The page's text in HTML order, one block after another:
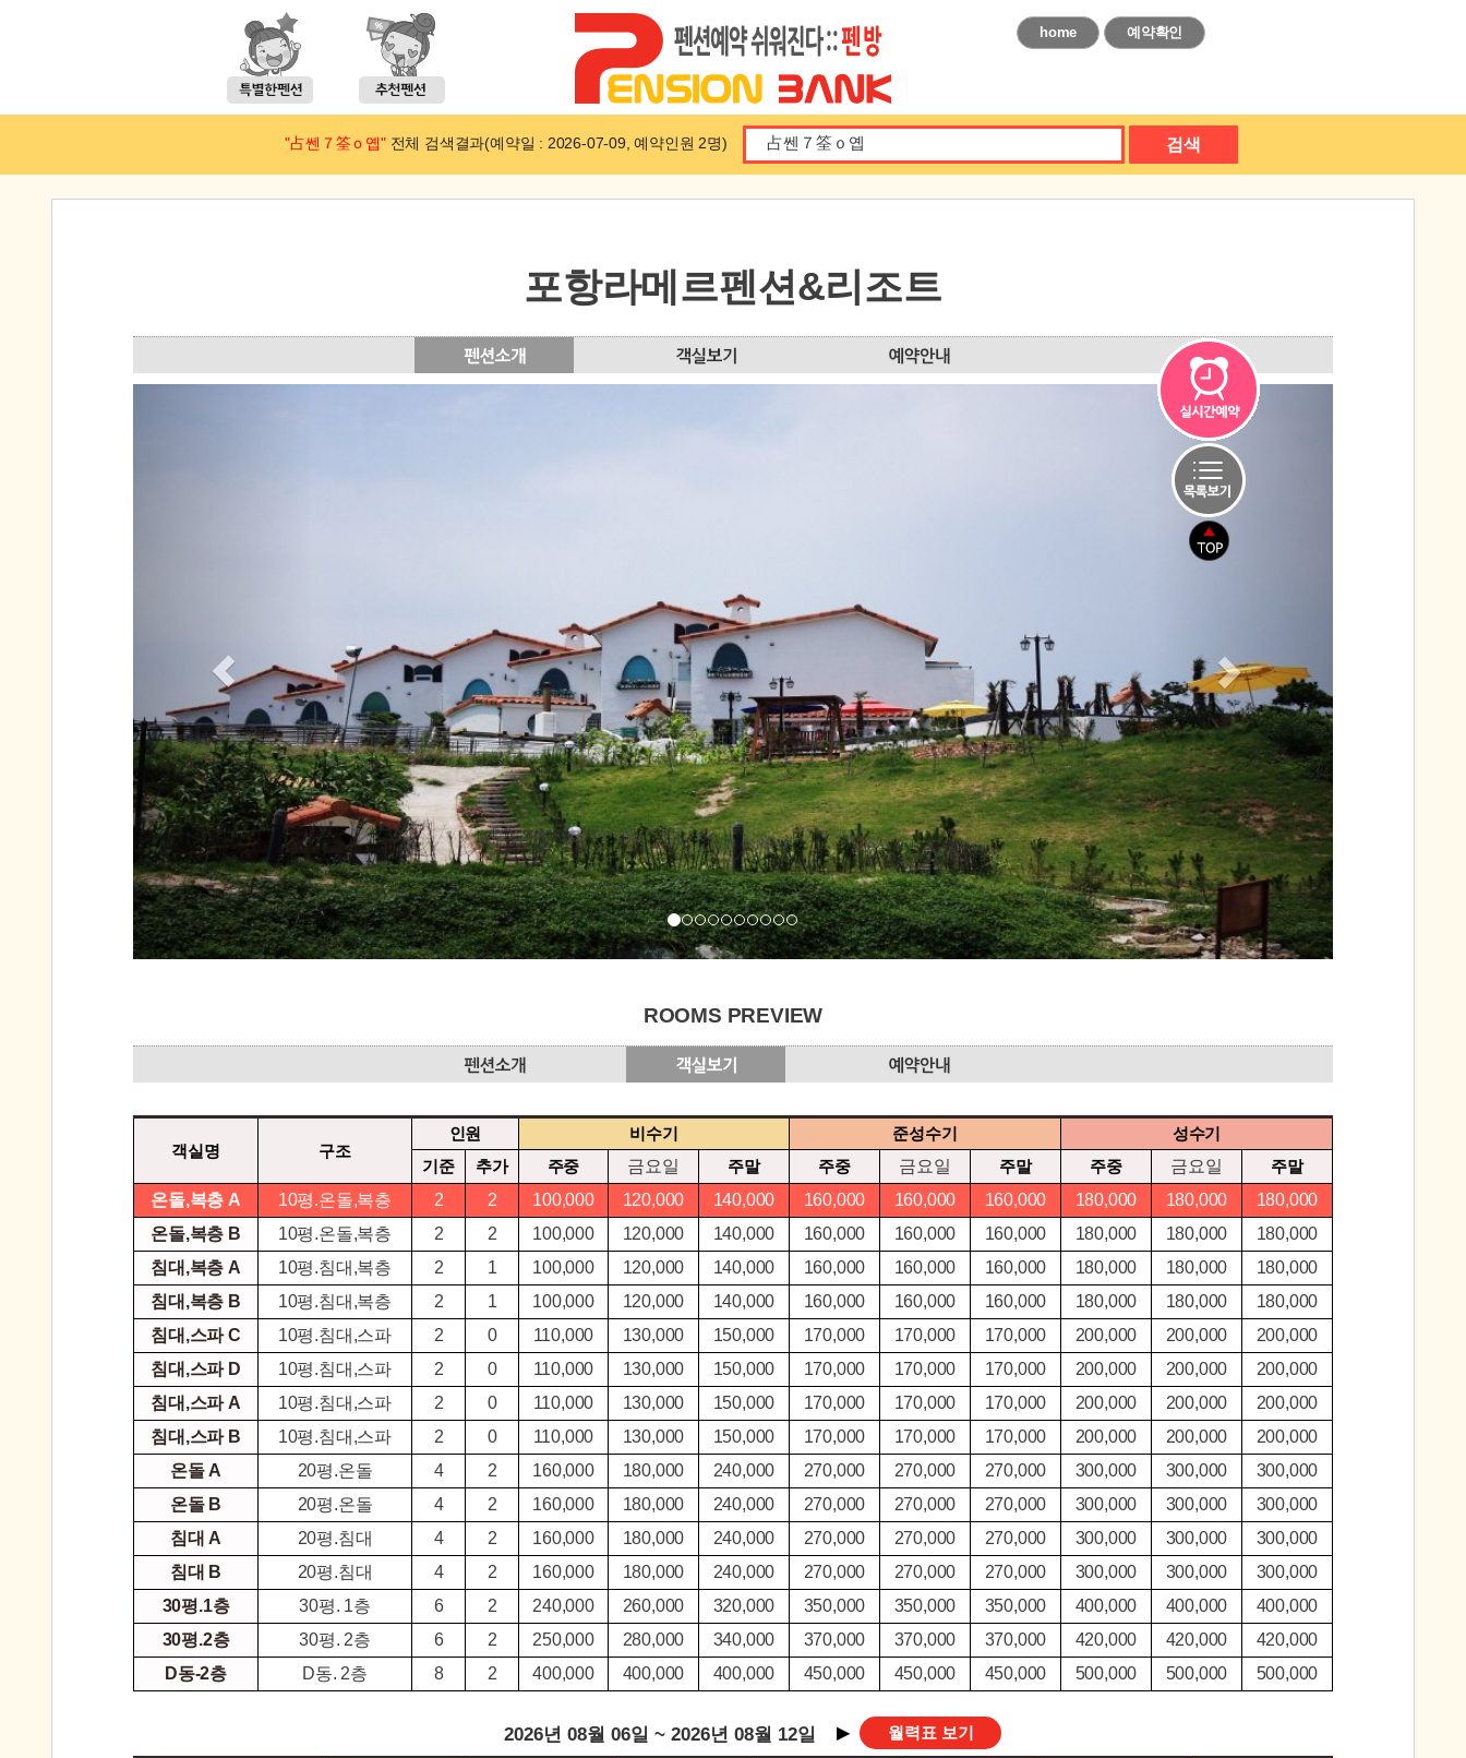
home 예약확인
"占쎈７筌ｏ옙"전체 검색결과(예약일 : 2026-07-09, 예약인원 2명) 검색
포항라메르펜션&리조트
ROOMS PREVIEW
객실명 구조
인원 비수기 준성수기
성수기
기준
추가 주중 금요일 주말 주중 금요일 주말 주중 금요일
주말
온돌,복층 A
10평.온돌,복층 2 2 100,000 120,000 140,000 160,000 160,000 160,000 180,000 180,000
180,000
온돌,복층 B
10평.온돌,복층 2 2 100,000 120,000 140,000 160,000 160,000 160,000 180,000 180,000
180,000
침대,복층 A
10평.침대,복층 2 1 100,000 120,000 140,000 160,000 160,000 160,000 180,000 180,000
180,000
침대,복층 B
10평.침대,복층 2 1 100,000 120,000 140,000 160,000 160,000 160,000 180,000 180,000
180,000
침대,스파 C
10평.침대,스파 2 0 110,000 130,000 150,000 170,000 170,000 170,000 200,000 200,000
200,000
침대,스파 D
10평.침대,스파 2 0 110,000 130,000 150,000 170,000 170,000 170,000 200,000 200,000
200,000
침대,스파 A
10평.침대,스파 2 0 110,000 130,000 150,000 170,000 170,000 170,000 200,000 200,000
200,000
침대,스파 B
10평.침대,스파 2 0 110,000 130,000 150,000 170,000 170,000 170,000 200,000 200,000
200,000
온돌 A
20평.온돌 4 2 160,000 180,000 240,000 270,000 270,000 270,000 300,000 300,000
300,000
온돌 B
20평.온돌 4 2 160,000 180,000 240,000 270,000 270,000 270,000 300,000 300,000
300,000
침대 A
20평.침대 4 2 160,000 180,000 240,000 270,000 270,000 270,000 300,000 300,000
300,000
침대 B
20평.침대 4 2 160,000 180,000 240,000 270,000 270,000 270,000 300,000 300,000
300,000
30평.1층
30평. 1층 6 2 240,000 260,000 320,000 350,000 350,000 350,000 400,000 400,000
400,000
30평.2층
30평. 2층 6 2 250,000 280,000 340,000 370,000 370,000 370,000 420,000 420,000
420,000
D동-2층
D동. 2층 8 2 400,000 400,000 400,000 450,000 450,000 450,000 500,000 500,000 500,000